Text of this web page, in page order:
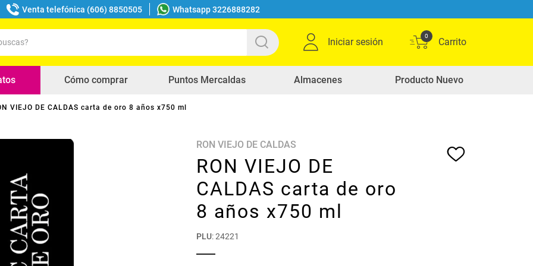
Venta telefónica (606) 8850505 Whatsapp 3226888282
Iniciar sesión
0
Cómo comprar Puntos Mercaldas Almacenes Producto Nuevo
VIEJO DE CALDAS carta de oro 8 años x750 ml
RON VIEJO DE CALDAS
RON VIEJO DE
CALDAS carta de oro
8 años x750 ml
PLU:24221
buscados